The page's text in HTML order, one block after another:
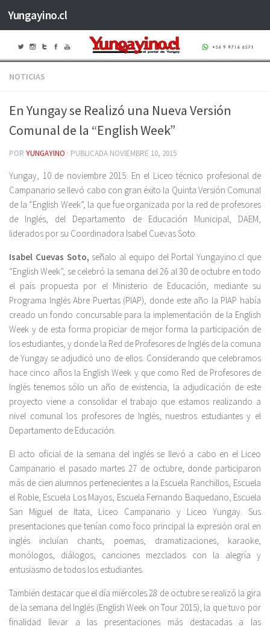
Saltar al contenido
Yungayino.cl
NOTICIAS
En Yungay se Realizó una Nueva Versión
Comunal de la “English Week”
POR YUNGAYINO · PUBLICADA NOVIEMBRE 10, 2015
Yungay, 10 de noviembre 2015: En el Liceo técnico profesional de
Campanario se llevó cabo con gran éxito la Quinta Versión Comunal
de la “English Week”, la que fue organizada por la red de profesores
de Inglés, del Departamento de Educación Municipal, DAEM,
liderados por su Coordinadora Isabel Cuevas Soto.
Isabel Cuevas Soto, señalo al equipo del Portal Yungayino.cl que
“English Week”, se celebró la semana del 26 al 30 de octubre en todo
el país propuesta por el Ministerio de Educación, mediante su
Programa Inglés Abre Puertas (PIAP), donde este año la PIAP había
creado un fondo concursable para la implementación de la English
Week y de esta forma propiciar de mejor forma la participación de
los estudiantes, y donde la Red de Profesores de Inglés de la comuna
de Yungay se adjudicó uno de ellos. Considerando que celebramos
hace cinco años la English Week y que como Red de Profesores de
Inglés tenemos sólo un año de existencia, la adjudicación de este
proyecto viene a consolidar el trabajo que estamos realizando a
nivel comunal los profesores de Inglés, nuestros estudiantes y el
Departamento de Educación.
El acto oficial de la semana del inglés se llevó a cabo en el Liceo
Campanario el pasado martes 27 de octubre, donde participaron
más de cien alumnos pertenecientes a la Escuela Ranchillos, Escuela
el Roble, Escuela Los Mayos, Escuela Fernando Baquedano, Escuela
San Miguel de Itata, Liceo Campanario y Liceo Yungay. Sus
presentaciones que tenían como foco principal la expresión oral en
inglés incluían chants, poemas, dramatizaciones, karaoke,
monólogos, diálogos, canciones mezclados con la alegría y
entusiasmo de todos los estudiantes.
También destacar que el día miércoles 28 de octubre se realizó la gira
de la semana del Inglés (English Week on Tour 2015), la que tuvo por
finalidad llevar a las presentaciones más destacadas a las